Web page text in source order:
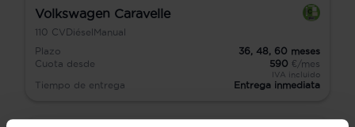
Volkswagen Caravelle
110 CVDiéselManual
Plazo
36, 48, 60 meses
Cuota desde
590 €/mes
IVA incluido
Tiempo de entrega Entrega inmediata